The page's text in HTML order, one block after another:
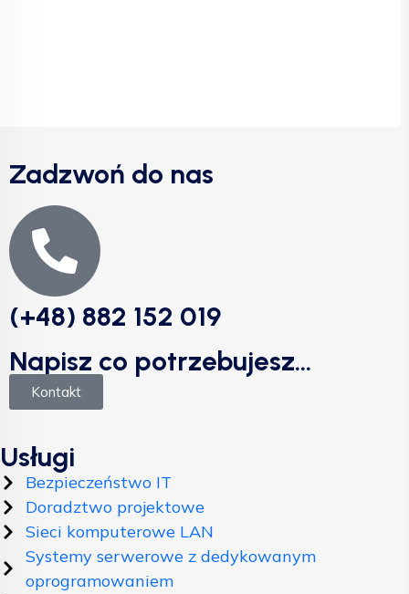
Zadzwoń do nas
(+48) 882 152 019
Napisz co potrzebujesz...
Kontakt
Usługi
Bezpieczeństwo IT
Doradztwo projektowe
Sieci komputerowe LAN
Systemy serwerowe z dedykowanym
oprogramowaniem